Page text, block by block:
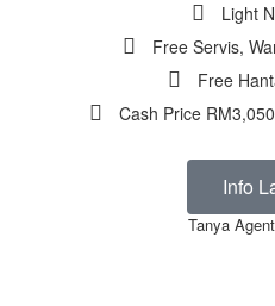
Light
Free Servis,
Free
Cash Price
Info
Tanya